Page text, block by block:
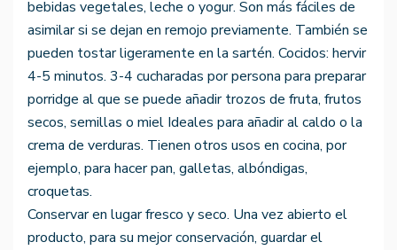
bebidas vegetales, leche o yogur. Son más fáciles de
asimilar si se dejan en remojo previamente. También se
pueden tostar ligeramente en la sartén. Cocidos: hervir
4-5 minutos. 3-4 cucharadas por persona para preparar
porridge al que se puede añadir trozos de fruta, frutos
secos, semillas o miel Ideales para añadir al caldo o la
crema de verduras. Tienen otros usos en cocina, por
ejemplo, para hacer pan, galletas, albóndigas,
croquetas.
Conservar en lugar fresco y seco. Una vez abierto el
producto, para su mejor conservación, guardar el